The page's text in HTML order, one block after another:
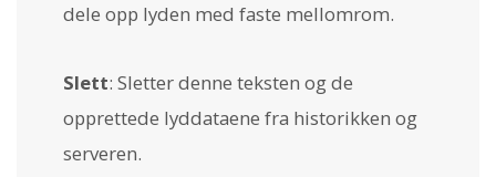
dele opp lyden med faste mellomrom.
Slett: Sletter denne teksten og de
opprettede lyddataene fra historikken og
serveren.